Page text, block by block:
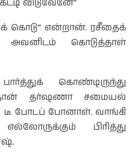
விடுவேனே”
கொடு“ என்றான். ரசீதைக்
கொடுத்தாள்
கொண்டிருந்து
தான் தர்ஷணா சமையல்
டீ போடப் போனாள். வாங்கி
பிரித்து